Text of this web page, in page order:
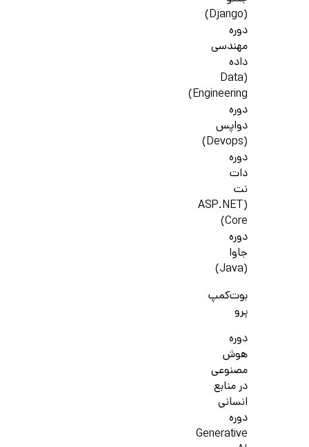
(Django)
دوره
مهندسی
داده
(Data
Engineering)
دوره
دواپس
(Devops)
دوره
دات
نت
(ASP.NET
Core)
دوره
جاوا
(Java)
بوت‌کمپ
پرو
دوره
هوش
مصنوعی
در منابع
انسانی
دوره
Generative